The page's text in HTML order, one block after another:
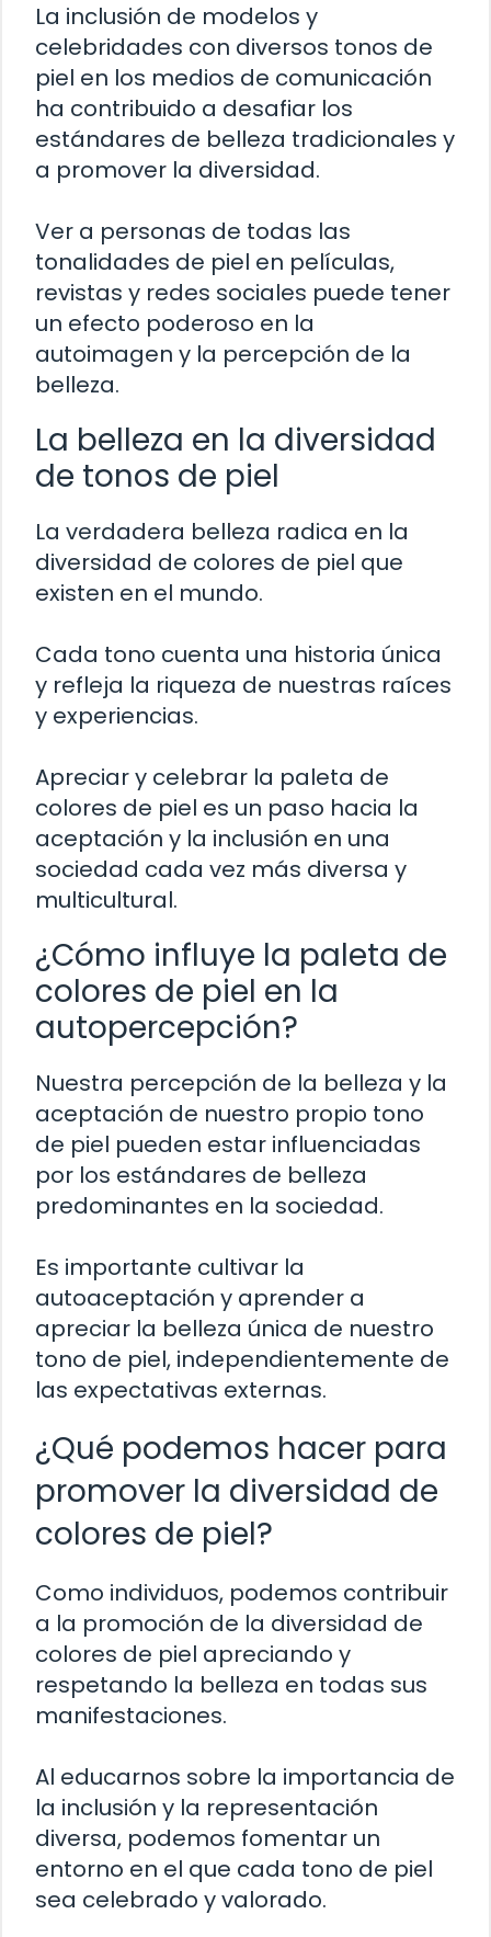
La inclusión de modelos y
celebridades con diversos tonos de
piel en los medios de comunicación
ha contribuido a desafiar los
estándares de belleza tradicionales y
a promover la diversidad.
Ver a personas de todas las
tonalidades de piel en películas,
revistas y redes sociales puede tener
un efecto poderoso en la
autoimagen y la percepción de la
belleza.
La belleza en la diversidad
de tonos de piel
La verdadera belleza radica en la
diversidad de colores de piel que
existen en el mundo.
Cada tono cuenta una historia única
y refleja la riqueza de nuestras raíces
y experiencias.
Apreciar y celebrar la paleta de
colores de piel es un paso hacia la
aceptación y la inclusión en una
sociedad cada vez más diversa y
multicultural.
¿Cómo influye la paleta de
colores de piel en la
autopercepción?
Nuestra percepción de la belleza y la
aceptación de nuestro propio tono
de piel pueden estar influenciadas
por los estándares de belleza
predominantes en la sociedad.
Es importante cultivar la
autoaceptación y aprender a
apreciar la belleza única de nuestro
tono de piel, independientemente de
las expectativas externas.
¿Qué podemos hacer para
promover la diversidad de
colores de piel?
Como individuos, podemos contribuir
a la promoción de la diversidad de
colores de piel apreciando y
respetando la belleza en todas sus
manifestaciones.
Al educarnos sobre la importancia de
la inclusión y la representación
diversa, podemos fomentar un
entorno en el que cada tono de piel
sea celebrado y valorado.